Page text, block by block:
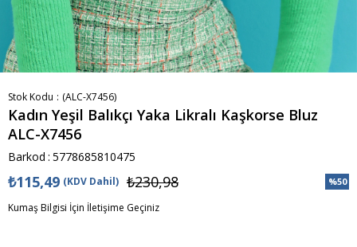
Stok Kodu (ALC-X7456)
Kadın Yeşil Balıkçı Yaka Likralı Kaşkorse Bluz
ALC-X7456
Barkod : 5778685810475
%50
₺230,98
₺115,49 (KDV Dahil)
Kumaş Bilgisi İçin İletişime Geçiniz